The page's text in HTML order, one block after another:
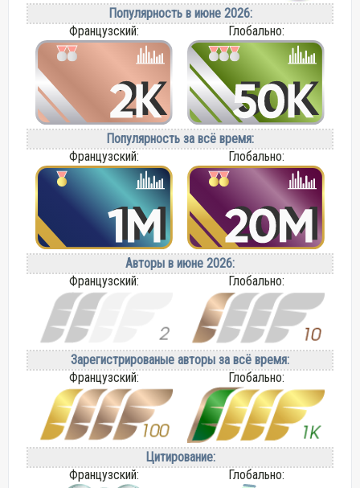
Популярность в июне 2026:
Французский:
Глобально:
Популярность за всё время:
Французский:
Глобально:
Авторы в июне 2026:
Французский:
Глобально:
Зарегистрированые авторы за всё время:
Французский:
Глобально:
Цитирование:
Французский:
Глобально: